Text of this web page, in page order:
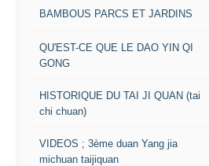
BAMBOUS PARCS ET JARDINS
QU'EST-CE QUE LE DAO YIN QI
GONG
HISTORIQUE DU TAI JI QUAN (tai
chi chuan)
VIDEOS ; 3ème duan Yang jia
michuan taijiquan